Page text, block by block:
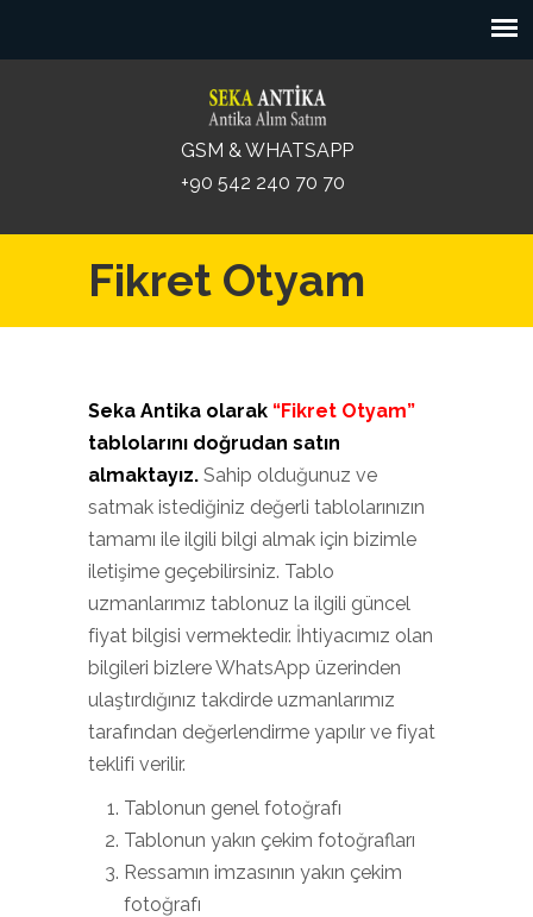
GSM & WHATSAPP
+90 542 240 70 70
Fikret Otyam
Seka Antika olarak “Fikret Otyam”
tablolarını doğrudan satın
almaktayız. Sahip olduğunuz ve
satmak istediğiniz değerli tablolarınızın
tamamı ile ilgili bilgi almak için bizimle
iletişime geçebilirsiniz. Tablo
uzmanlarımız tablonuz la ilgili güncel
fiyat bilgisi vermektedir. İhtiyacımız olan
bilgileri bizlere WhatsApp üzerinden
ulaştırdığınız takdirde uzmanlarımız
tarafından değerlendirme yapılır ve fiyat
teklifi verilir.
Tablonun genel fotoğrafı
Tablonun yakın çekim fotoğrafları
Ressamın imzasının yakın çekim
fotoğrafı